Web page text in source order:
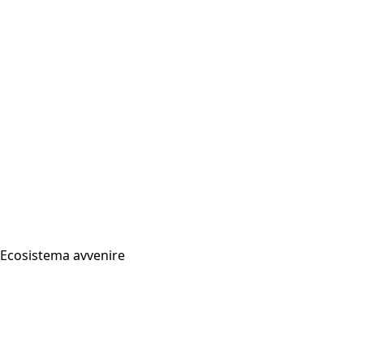
Ecosistema avvenire